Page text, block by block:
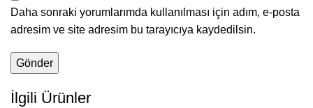
Daha sonraki yorumlarımda kullanılması için adım, e-posta
adresim ve site adresim bu tarayıcıya kaydedilsin.
İlgili Ürünler